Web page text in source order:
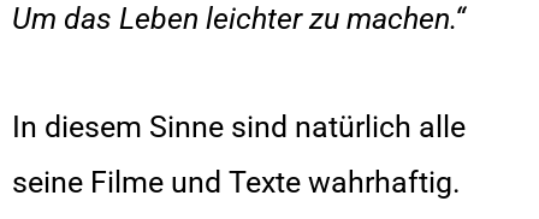
Um das Leben leichter zu machen.“
In diesem Sinne sind natürlich alle
seine Filme und Texte wahrhaftig.